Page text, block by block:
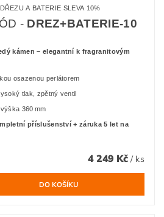
A BATERIE SLEVA 10%
- DREZ+BATERIE-10
kámen – elegantní k fragranitovým
osazenou perlátorem
tlak, zpětný ventil
360 mm
příslušenství + záruka 5 let na
4 249 Kč / ks